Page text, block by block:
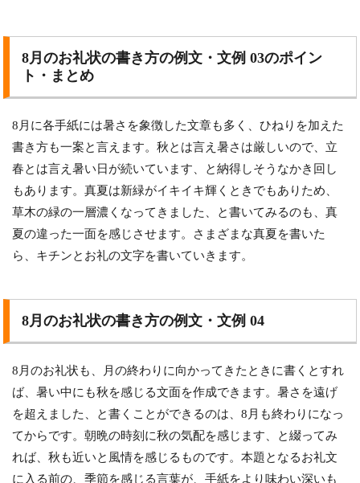
8月のお礼状の書き方の例文・文例 03のポイン
ト・まとめ
8月に各手紙には暑さを象徴した文章も多く、ひねりを加えた
書き方も一案と言えます。秋とは言え暑さは厳しいので、立
春とは言え暑い日が続いています、と納得しそうなかき回し
もあります。真夏は新緑がイキイキ輝くときでもありため、
草木の緑の一層濃くなってきました、と書いてみるのも、真
夏の違った一面を感じさせます。さまざまな真夏を書いた
ら、キチンとお礼の文字を書いていきます。
8月のお礼状の書き方の例文・文例 04
8月のお礼状も、月の終わりに向かってきたときに書くとすれ
ば、暑い中にも秋を感じる文面を作成できます。暑さを遠げ
を超えました、と書くことができるのは、8月も終わりになっ
てからです。朝晩の時刻に秋の気配を感じます、と綴ってみ
れば、秋も近いと風情を感じるものです。本題となるお礼文
に入る前の、季節を感じる言葉が、手紙をより味わい深いも